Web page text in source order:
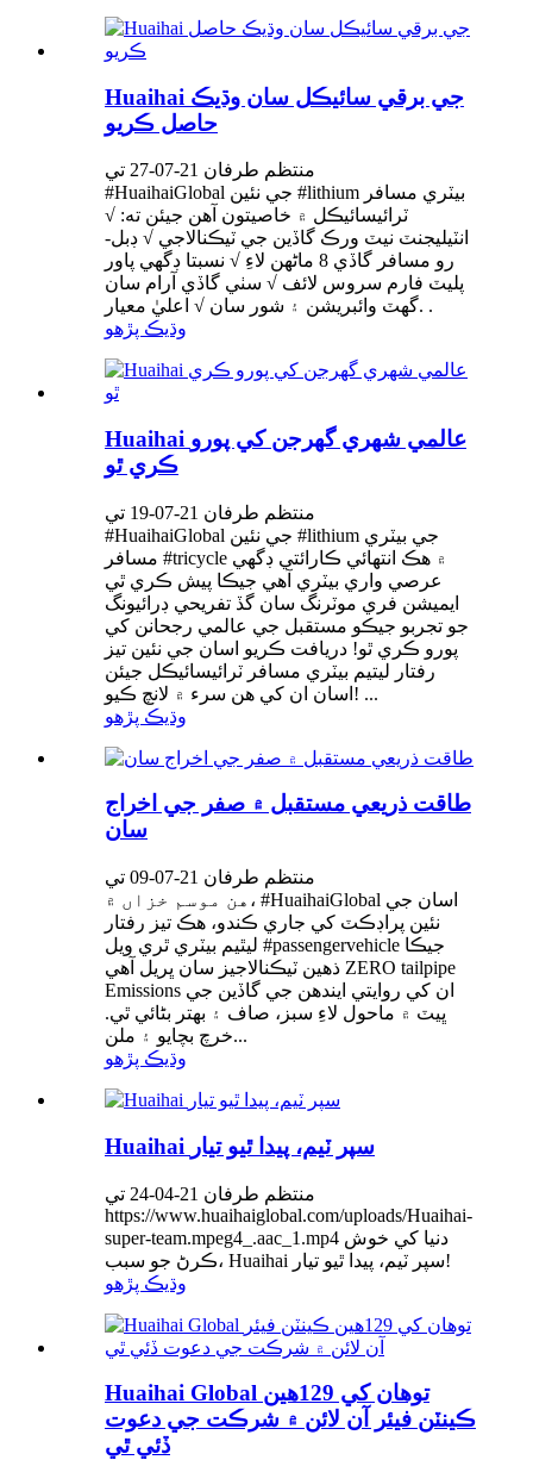
Huaihai جي برقي سائيڪل سان وڌيڪ
حاصل ڪريو
منتظم طرفان 21-07-27 تي
#HuaihaiGlobal جي نئين #lithium بيٽري مسافر
ٽرائيسائيڪل ۾ خاصيتون آهن جيئن ته: √
انٽيليجنٽ نيٽ ورڪ گاڏين جي ٽيڪنالاجي √ ڊبل-
رو مسافر گاڏي 8 ماڻهن لاءِ √ نسبتا ڊگهي پاور
پليٽ فارم سروس لائف √ سٺي گاڏي آرام سان
گهٽ وائبريشن ۽ شور سان √ اعليٰ معيار. .
وڌيڪ پڙهو
Huaihai عالمي شهري گهرجن کي پورو
ڪري ٿو
منتظم طرفان 21-07-19 تي
#HuaihaiGlobal جي نئين #lithium جي بيٽري
مسافر #tricycle ۾ هڪ انتهائي ڪارائتي ڊگھي
عرصي واري بيٽري آهي جيڪا پيش ڪري ٿي
ايميشن فري موٽرنگ سان گڏ تفريحي ڊرائيونگ
جو تجربو جيڪو مستقبل جي عالمي رجحانن کي
پورو ڪري ٿو! دريافت ڪريو اسان جي نئين تيز
رفتار ليتيم بيٽري مسافر ٽرائيسائيڪل جيئن
اسان ان کي هن سرء ۾ لانچ ڪيو! ...
وڌيڪ پڙهو
طاقت ذريعي مستقبل ۾ صفر جي اخراج
سان
منتظم طرفان 21-07-09 تي
هن موسم خزاں ۾، #HuaihaiGlobal اسان جي
نئين پراڊڪٽ کي جاري ڪندو، هڪ تيز رفتار
ليٿيم بيٽري ٿري ويل #passengervehicle جيڪا
ذهين ٽيڪنالاجيز سان ڀريل آهي ZERO tailpipe
Emissions ان کي روايتي ايندھن جي گاڏين جي
ڀيٽ ۾ ماحول لاءِ سبز، صاف ۽ بهتر بڻائي ٿي.
خرچ بچايو ۽ ملن...
وڌيڪ پڙهو
Huaihai سپر ٽيم، پيدا ٿيو تيار
منتظم طرفان 21-04-24 تي
https://www.huaihaiglobal.com/uploads/Huaihai-
super-team.mpeg4_.aac_1.mp4 دنيا کي خوش
ڪرڻ جو سبب، Huaihai سپر ٽيم، پيدا ٿيو تيار!
وڌيڪ پڙهو
Huaihai Global توهان کي 129هين
ڪينٽن فيئر آن لائن ۾ شرڪت جي دعوت
ڏئي ٿي